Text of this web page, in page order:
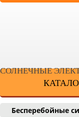
СОЛНЕЧНЫЕ
Бесперебойные